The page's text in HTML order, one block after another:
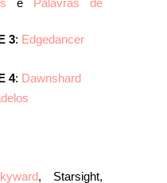
e Palavras de
3: Edgedancer
4: Dawnshard
, Starsight,